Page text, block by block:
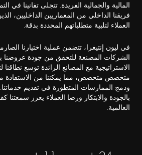
المالية والجمالية الفريدة. تتجلى تفانينا في
فريقنا الداخلي من المعماريين الداخليين،
العملاء لتلبية متطلباتهم المحددة بدقة.
في ليون إنتيغرا، تتضمن عملية اختيارنا
الشركات المصنعة للتحقق من جودة
متخصص متخصص، مما يمكننا من الاستفادة
ودمج الممارسات المتطورة في تقديم خدماتنا.
بالجودة والابتكار ورضا العملاء يعزز سمعتنا
العالمية.